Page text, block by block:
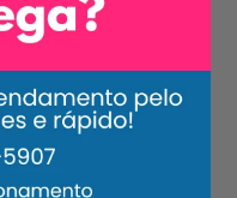
Delícias sem
para Começar o